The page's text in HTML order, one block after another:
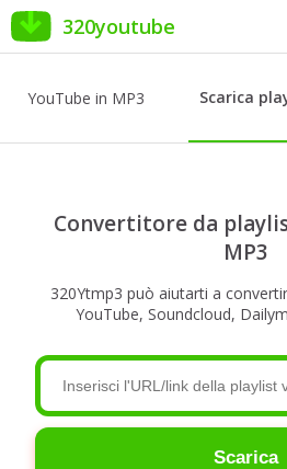
320youtube
YouTube in MP3 Scarica
Convertitore da
MP3
320Ytmp3 può aiutarti a
YouTube, Soundcloud,
Scarica